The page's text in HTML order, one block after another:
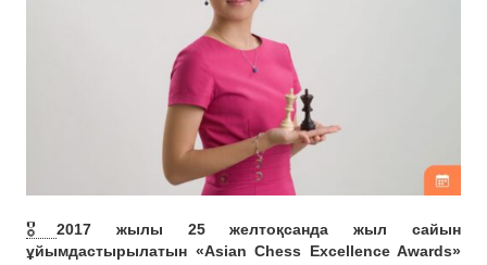
🎖 2017 жылы 25 желтоқсанда жыл сайын
ұйымдастырылатын «Asian Chess Excellence Awards»